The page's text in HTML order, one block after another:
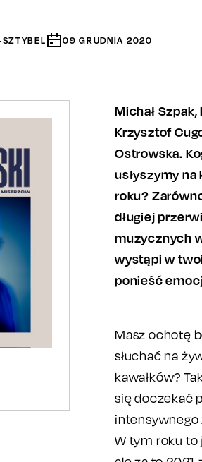
09 GRUDNIA 2020
Michał
Krzysztof
Ostrowska.
usłyszymy
roku?
długiej
muzycznych
wystąpi w
ponieść
Masz ochotę
słuchać na
kawałków?
się doczekać
intensywnego
W tym roku to